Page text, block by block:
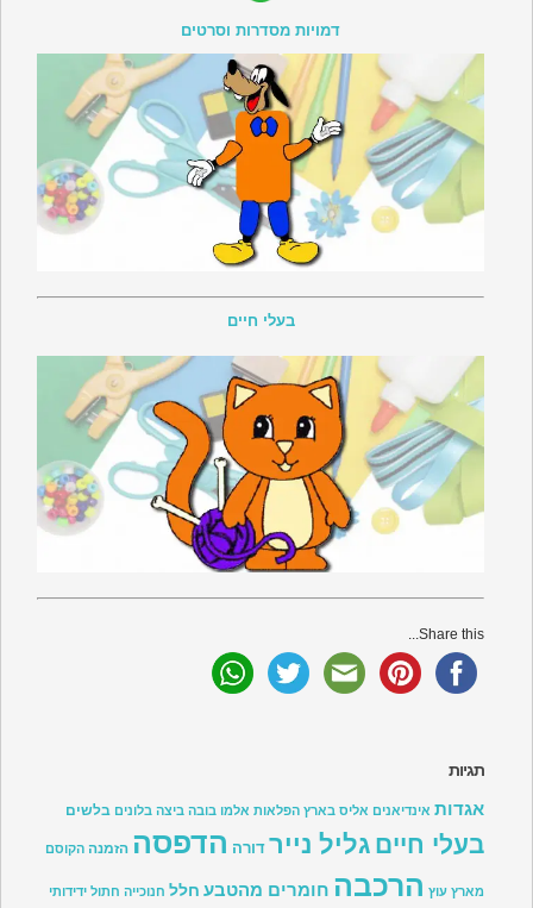
דמויות מסדרות וסרטים
בעלי חיים
Share this...
תגיות
אגדות אינדיאנים אליס בארץ הפלאות אלמו בובה ביצה בלונים בלשים
בעלי חיים גליל נייר דורה הדפסה הזמנה הקוסם
מארץ עוץ הרכבה חומרים מהטבע חלל חנוכייה חתול ידידותי